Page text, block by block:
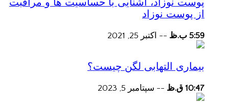
از پوست نوزاد
5:59 ب.ظ -- اکتبر 25, 2021
بیماری التهابی لگن چیست؟
10:47 ق.ظ -- سپتامبر 5, 2023